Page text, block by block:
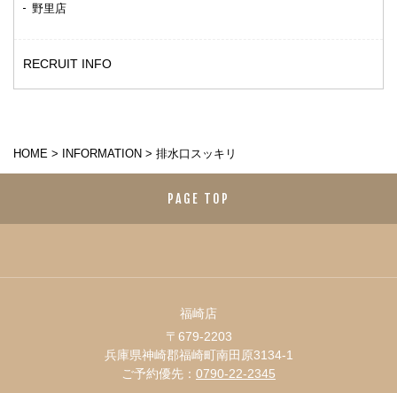
野里店
RECRUIT INFO
HOME > INFORMATION > 排水口スッキリ
PAGE TOP
福崎店
〒679-2203
兵庫県神崎郡福崎町南田原3134-1
ご予約優先： 0790-22-2345